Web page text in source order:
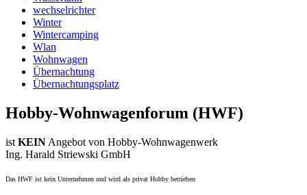
wechselrichter
Winter
Wintercamping
Wlan
Wohnwagen
Übernachtung
Übernachtungsplatz
Hobby-Wohnwagenforum (HWF)
ist KEIN Angebot von Hobby-Wohnwagenwerk
Ing. Harald Striewski GmbH
Das HWF ist kein Unternehmen und wird als privat Hobby betrieben